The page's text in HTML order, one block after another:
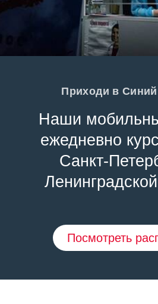
Приходи в Синий
Наши
ежедневно
Санкт-
Посмотреть